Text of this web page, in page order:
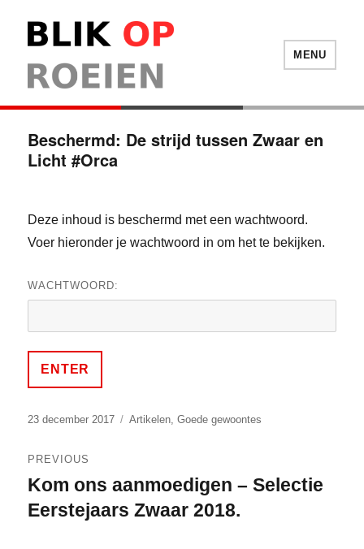
Blik Op Roeien
MENU
Beschermd: De strijd tussen Zwaar en
Licht #Orca
Deze inhoud is beschermd met een wachtwoord.
Voer hieronder je wachtwoord in om het te bekijken.
WACHTWOORD:
Posted
23 december 2017 Categories
Artikelen ,Goede gewoontes
navigatie
PREVIOUS
Previous
post:
Kom ons aanmoedigen – Selectie
Eerstejaars Zwaar 2018.